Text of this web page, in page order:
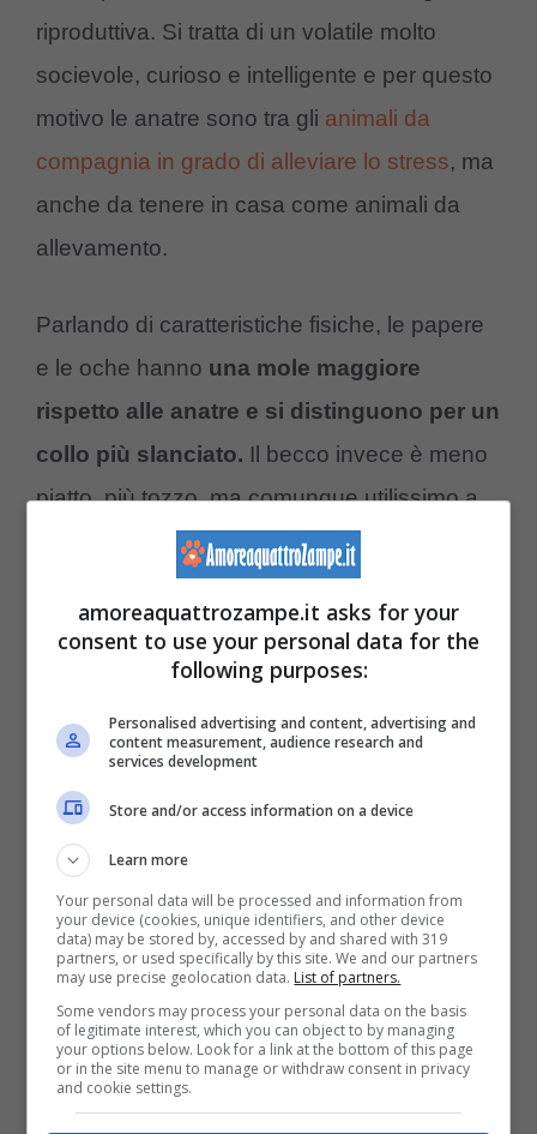
riproduttiva. Si tratta di un volatile molto
socievole, curioso e intelligente e per questo
motivo le anatre sono tra gli animali da
compagnia in grado di alleviare lo stress, ma
anche da tenere in casa come animali da
allevamento.
Parlando di caratteristiche fisiche, le papere
e le oche hanno una mole maggiore
rispetto alle anatre e si distinguono per un
collo più slanciato. Il becco invece è meno
piatto, più tozzo, ma comunque utilissimo a
strappare le erbe e gli altri vegetali di cui
vanno ghiotte (essendo principalmente
animali erbivori).
presenta dimorfismo sessualeed è
monogama
carattere affabile vi è la testimonianza di una
storia diamicizia tra cane e papera, ad
esempio simpatico ed emblematico del
carattere del volatile.
Anatra e papera si allevano
amoreaquattrozampe.it asks for your
consent to use your personal data for the
following purposes:
Personalised advertising and content, advertising and
content measurement, audience research and
services development
Store and/or access information on a device
Learn more
Your personal data will be processed and information from
your device (cookies, unique identifiers, and other device
data) may be stored by, accessed by and shared with 319
partners, or used specifically by this site. We and our partners
may use precise geolocation data. List of partners.
Some vendors may process your personal data on the basis
of legitimate interest, which you can object to by managing
your options below. Look for a link at the bottom of this page
or in the site menu to manage or withdraw consent in privacy
and cookie settings.